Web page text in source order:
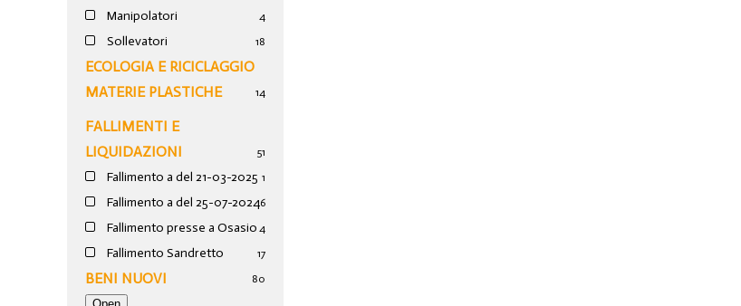
Manipolatori 4
Sollevatori 18
ECOLOGIA E RICICLAGGIO
MATERIE PLASTICHE
14
FALLIMENTI E
LIQUIDAZIONI
51
Fallimento a del 21-03-2025 1
Fallimento a del 25-07-20246
Fallimento presse a Osasio 4
Fallimento Sandretto 17
BENI NUOVI 80